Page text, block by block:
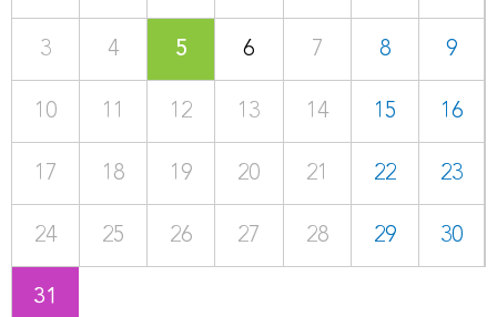
3 4 5 6 7 8 9
10 11 12 13 14 15 16
17 18 19 20 21 22 23
24 25 26 27 28 29 30
31